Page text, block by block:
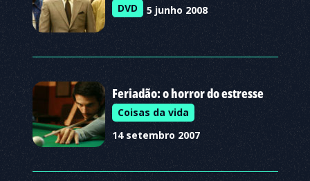
DVD 5 junho 2008
Feriadão: o horror do estresse
Coisas da vida
14 setembro 2007